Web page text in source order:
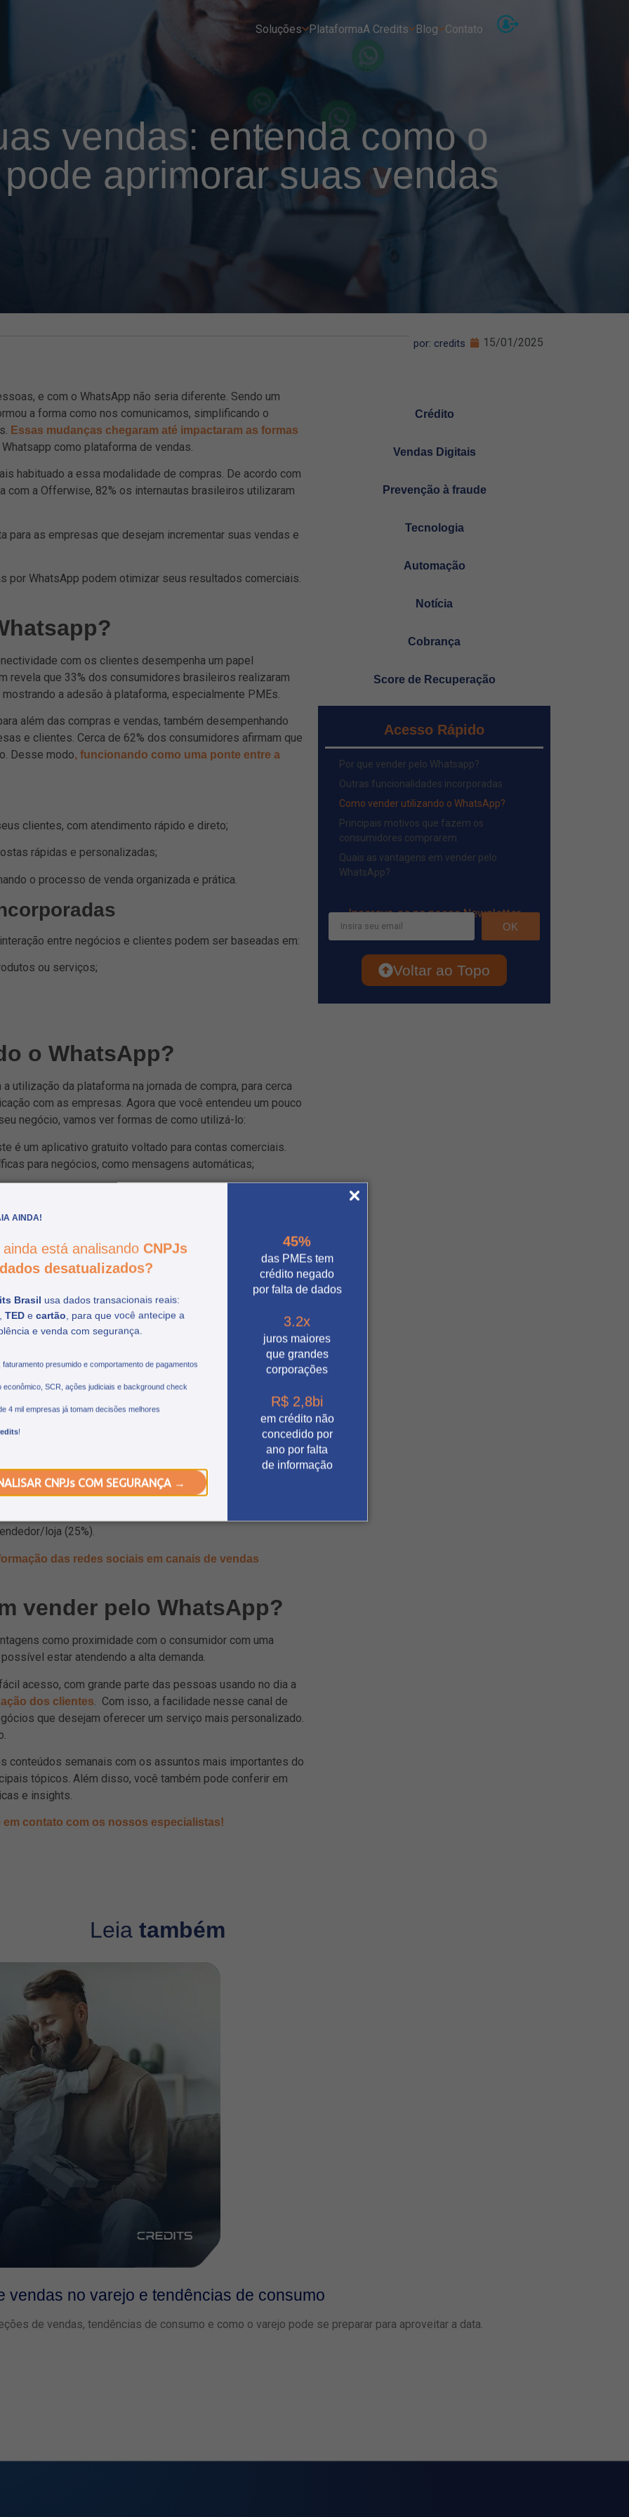
AINDA!
ainda está analisando CNPJs
dados desatualizados?
Brasil usa dados transacionais reais:
TED e cartão , para que você antecipe a
e venda com segurança.
faturamento presumido e comportamento de pagamentos
econômico, SCR, ações judiciais e background check
4 mil empresas já tomam decisões melhores
!
CNPJs COM SEGURANÇA →
45%
das PMEs tem
crédito negado
por falta de dados
3.2x
juros maiores
que grandes
corporações
R$ 2,8bi
em crédito não
concedido por
ano por falta
de informação
Soluções PlataformaA Credits Blog Contato
vendas: entenda como o
aprimorar suas vendas
por: credits 15/01/2025
e com o WhatsApp não seria diferente. Sendo um
a forma como nos comunicamos, simplificando o
Essas mudanças chegaram até impactaram as formas
como plataforma de vendas.
habituado a essa modalidade de compras. De acordo com
com a Offerwise, 82% os internautas brasileiros utilizaram
para as empresas que desejam incrementar suas vendas e
por WhatsApp podem otimizar seus resultados comerciais.
com os clientes desempenha um papel
revela que 33% dos consumidores brasileiros realizaram
a adesão à plataforma, especialmente PMEs.
além das compras e vendas, também desempenhando
e clientes. Cerca de 62% dos consumidores afirmam que
Desse modo, funcionando como uma ponte entre a
clientes, com atendimento rápido e direto;
rápidas e personalizadas;
o processo de venda organizada e prática.
entre negócios e clientes podem ser baseadas em:
ou serviços;
o WhatsApp?
utilização da plataforma na jornada de compra, para cerca
com as empresas. Agora que você entendeu um pouco
negócio, vamos ver formas de como utilizá-lo:
é um aplicativo gratuito voltado para contas comerciais.
para negócios, como mensagens automáticas;
eficaz para com seus clientes;
envio de mensagens:
que não autorizaram o recebimento de comunicações;
assim você pode criar mensagens automáticas para
aos clientes;
é possível divulgar seus produtos ou serviços com
seja, um carrinho de compras.
os consumidores
compras pela plataforma, os principais motivos foram:
ligação (35%);
da loja (28%);
loja (25%).
das redes sociais em canais de vendas
vender pelo WhatsApp?
como proximidade com o consumidor com uma
estar atendendo a alta demanda.
acesso, com grande parte das pessoas usando no dia a
dos clientes
. Com isso, a facilidade nesse canal de
que desejam oferecer um serviço mais personalizado.
conteúdos semanais com os assuntos mais importantes do
tópicos. Além disso, você também pode conferir em
e insights.
em contato com os nossos especialistas!
Crédito
Vendas Digitais
Prevenção à fraude
Tecnologia
Automação
Notícia
Cobrança
Score de Recuperação
Acesso Rápido
Por que vender pelo Whatsapp?
Outras funcionalidades incorporadas
Como vender utilizando o WhatsApp?
Principais motivos que fazem os
consumidores comprarem
Quais as vantagens em vender pelo
WhatsApp?
Inscreva-se na nossa Newsletter
OK
Voltar ao Topo
Leia também
vendas no varejo e tendências de consumo
de vendas, tendências de consumo e como o varejo pode se preparar para aproveitar a data.